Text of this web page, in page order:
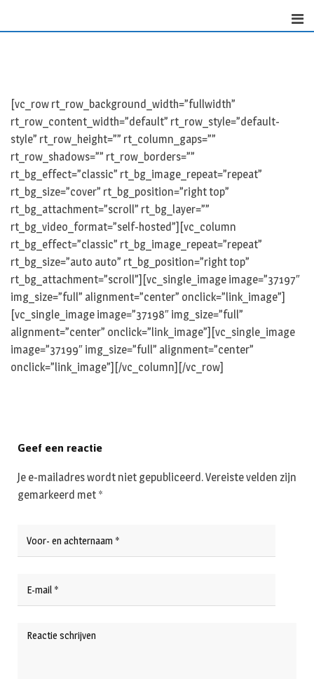
[vc_row rt_row_background_width=”fullwidth”
rt_row_content_width=”default” rt_row_style=”default-
style” rt_row_height=”” rt_column_gaps=””
rt_row_shadows=”” rt_row_borders=””
rt_bg_effect=”classic” rt_bg_image_repeat=”repeat”
rt_bg_size=”cover” rt_bg_position=”right top”
rt_bg_attachment=”scroll” rt_bg_layer=””
rt_bg_video_format=”self-hosted”][vc_column
rt_bg_effect=”classic” rt_bg_image_repeat=”repeat”
rt_bg_size=”auto auto” rt_bg_position=”right top”
rt_bg_attachment=”scroll”][vc_single_image image=”37197″
img_size=”full” alignment=”center” onclick=”link_image”]
[vc_single_image image=”37198″ img_size=”full”
alignment=”center” onclick=”link_image”][vc_single_image
image=”37199″ img_size=”full” alignment=”center”
onclick=”link_image”][/vc_column][/vc_row]
Geef een reactie
Je e-mailadres wordt niet gepubliceerd.Vereiste velden zijn
gemarkeerd met *